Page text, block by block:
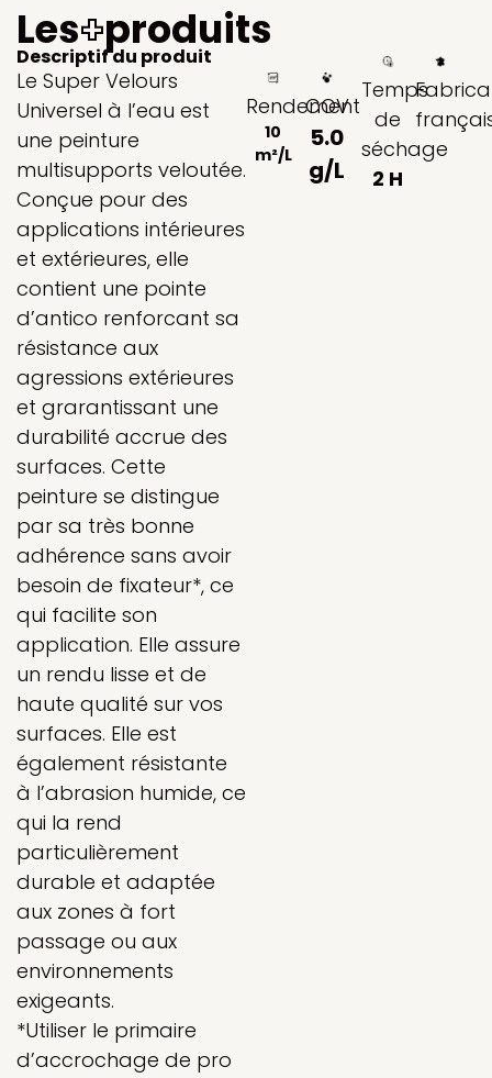
Les+produits
Descriptif du produit
Le Super Velours
Universel à l’eau est
une peinture
multisupports veloutée.
Conçue pour des
applications intérieures
et extérieures, elle
contient une pointe
d’antico renforcant sa
résistance aux
agressions extérieures
et grarantissant une
durabilité accrue des
surfaces. Cette
peinture se distingue
par sa très bonne
adhérence sans avoir
besoin de fixateur*, ce
qui facilite son
application. Elle assure
un rendu lisse et de
haute qualité sur vos
surfaces. Elle est
également résistante
à l’abrasion humide, ce
qui la rend
particulièrement
durable et adaptée
aux zones à fort
passage ou aux
environnements
exigeants.
*Utiliser le primaire
d’accrochage de pro
Rendement
10
m²/L
COV
5.0
g/L
Temps
de
séchage
2 H